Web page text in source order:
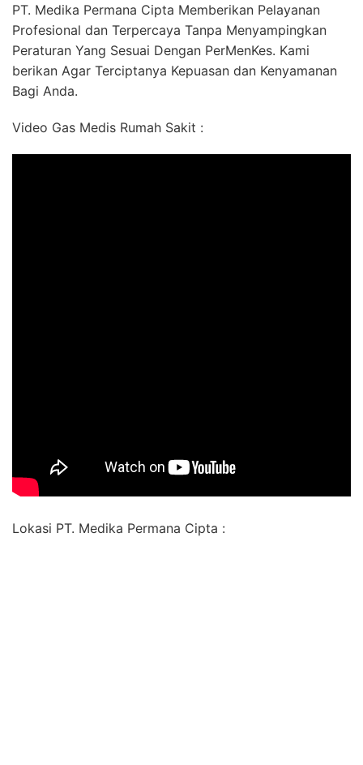
PT. Medika Permana Cipta Memberikan Pelayanan
Profesional dan Terpercaya Tanpa Menyampingkan
Peraturan Yang Sesuai Dengan PerMenKes. Kami
berikan Agar Terciptanya Kepuasan dan Kenyamanan
Bagi Anda.
Video Gas Medis Rumah Sakit :
Lokasi PT. Medika Permana Cipta :